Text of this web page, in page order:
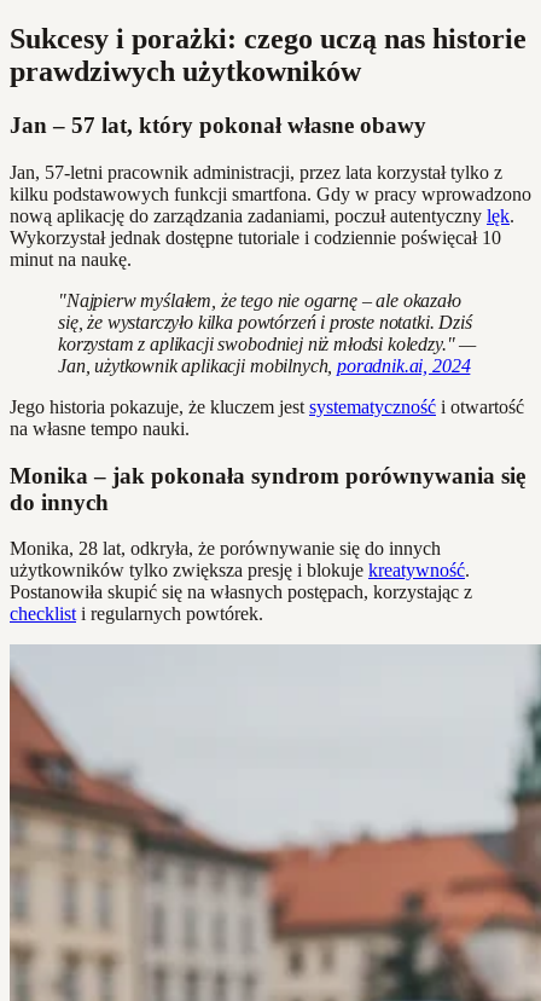
Sukcesy i porażki: czego uczą nas historie
prawdziwych użytkowników
Jan – 57 lat, który pokonał własne obawy
Jan, 57-letni pracownik administracji, przez lata korzystał tylko z
kilku podstawowych funkcji smartfona. Gdy w pracy wprowadzono
nową aplikację do zarządzania zadaniami, poczuł autentyczny lęk.
Wykorzystał jednak dostępne tutoriale i codziennie poświęcał 10
minut na naukę.
"Najpierw myślałem, że tego nie ogarnę – ale okazało
się, że wystarczyło kilka powtórzeń i proste notatki. Dziś
korzystam z aplikacji swobodniej niż młodsi koledzy." —
Jan, użytkownik aplikacji mobilnych,poradnik.ai, 2024
Jego historia pokazuje, że kluczem jest systematyczność i otwartość
na własne tempo nauki.
Monika – jak pokonała syndrom porównywania się
do innych
Monika, 28 lat, odkryła, że porównywanie się do innych
użytkowników tylko zwiększa presję i blokuje kreatywność.
Postanowiła skupić się na własnych postępach, korzystając z
checklisti regularnych powtórek.